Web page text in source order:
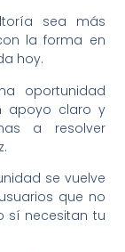
sea más
la forma en
hoy.
oportunidad
apoyo claro y
a resolver
se vuelve
que no
sí necesitan tu